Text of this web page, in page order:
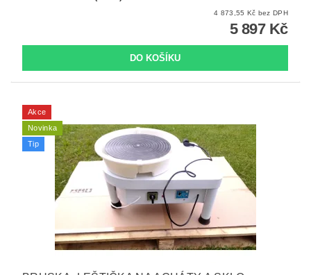
4 873,55 Kč bez DPH
5 897 Kč
Akce
Novinka
Tip